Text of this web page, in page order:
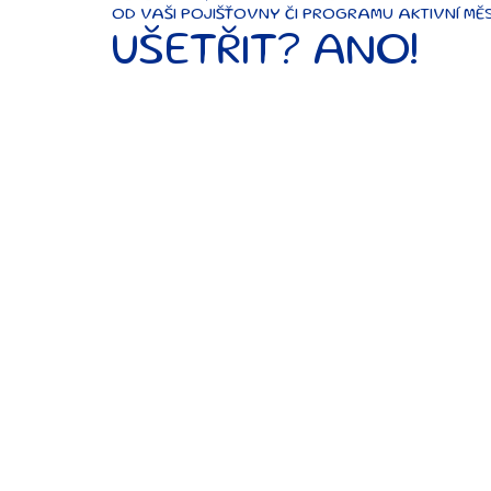
OD VAŠI POJIŠŤOVNY ČI PROGRAMU AKTIVNÍ
UŠETŘIT? ANO!